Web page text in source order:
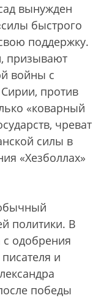
вынужден
быстрого
поддержку.
призывают
войны с
против
«коварный
чреват
силы в
«Хезболлах»
политики. В
с одобрения
и
победы